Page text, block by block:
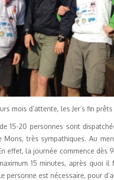
mois d’attente, les Jer’s fin
15-20 personnes sont
Mons, très sympathiques. Au
effet, la journée commence dès
15 minutes, après quoi
personne est nécessaire, pour